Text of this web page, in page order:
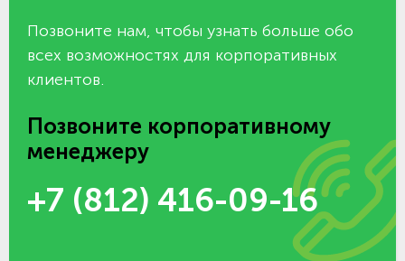
Позвоните нам, чтобы узнать больше обо
всех возможностях для корпоративных
клиентов.
Позвоните корпоративному
менеджеру
+7 (812) 416-09-16